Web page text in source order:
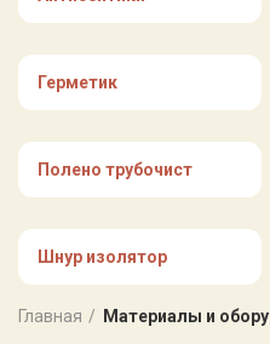
Герметик
Полено трубочист
Шнур изолятор
Главная
Материалы и